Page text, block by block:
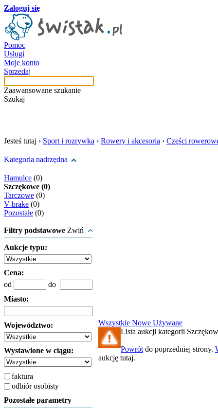
Zaloguj się
Pomoc
Usługi
Moje konto
Sprzedaj
Zaawansowane szukanie
Szukaj
Jesteś tutaj › Sport i rozrywka › Rowery i akcesoria › Części
Kategoria nadrzędna
Hamulce (0)
Szczękowe (0)
Tarczowe (0)
V-brake (0)
Pozostałe (0)
Filtry podstawowe Zwiń
Aukcje typu:
Cena:
od
do
Miasto:
Województwo:
Wystawione w ciągu:
faktura
odbiór osobisty
Pozostałe parametry
Wszystkie Nowe Używane
Lista aukcji kategorii
Powrót do poprzedniej strony.
aukcję tutaj.